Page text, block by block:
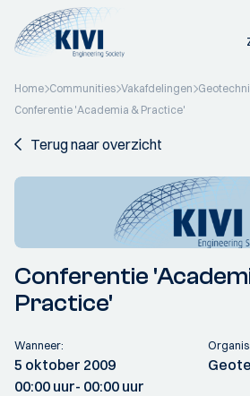
Home Communities Vakafdelingen
Conferentie 'Academia & Practice'
Terug naar overzicht
Conferentie
Practice'
Wanneer:
5 oktober 2009
00:00 uur- 00:00 uur